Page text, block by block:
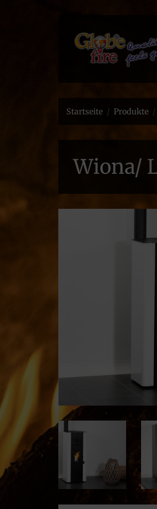
Startseite Produkte
Wiona/